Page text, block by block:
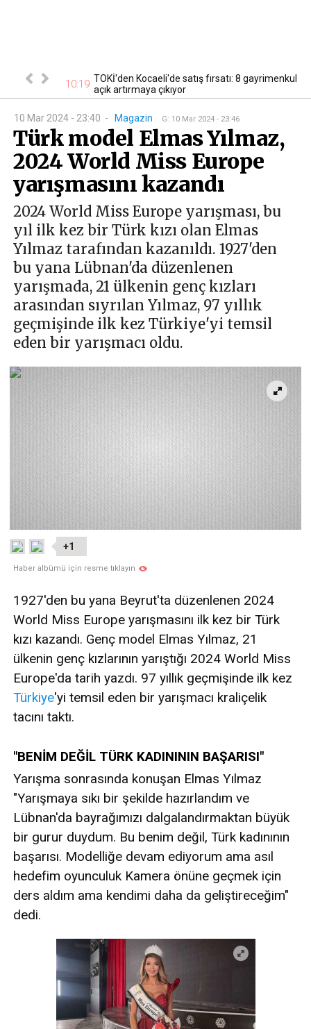
Başvurular 10:19 TOKİ'den Kocaeli'de satış fırsatı: 8 gayrimenkul
açık artırmaya çıkıyor
10 Mar 2024 - 23:40 - Magazin G: 10 Mar 2024 - 23:46
Türk model Elmas Yılmaz,
2024 World Miss Europe
yarışmasını kazandı
2024 World Miss Europe yarışması, bu
yıl ilk kez bir Türk kızı olan Elmas
Yılmaz tarafından kazanıldı. 1927'den
bu yana Lübnan'da düzenlenen
yarışmada, 21 ülkenin genç kızları
arasından sıyrılan Yılmaz, 97 yıllık
geçmişinde ilk kez Türkiye'yi temsil
eden bir yarışmacı oldu.
+1
Haber albümü için resme tıklayın
1927'den bu yana Beyrut'ta düzenlenen 2024
World Miss Europe yarışmasını ilk kez bir Türk
kızı kazandı. Genç model Elmas Yılmaz, 21
ülkenin genç kızlarının yarıştığı 2024 World Miss
Europe'da tarih yazdı. 97 yıllık geçmişinde ilk kez
Türkiye'yi temsil eden bir yarışmacı kraliçelik
tacını taktı.
"BENİM DEĞİL TÜRK KADINININ BAŞARISI"
Yarışma sonrasında konuşan Elmas Yılmaz
"Yarışmaya sıkı bir şekilde hazırlandım ve
Lübnan'da bayrağımızı dalgalandırmaktan büyük
bir gurur duydum. Bu benim değil, Türk kadınının
başarısı. Modelliğe devam ediyorum ama asıl
hedefim oyunculuk Kamera önüne geçmek için
ders aldım ama kendimi daha da geliştireceğim"
dedi.